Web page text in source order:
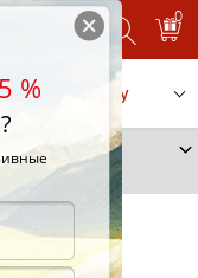
0
Заказать услугу
%